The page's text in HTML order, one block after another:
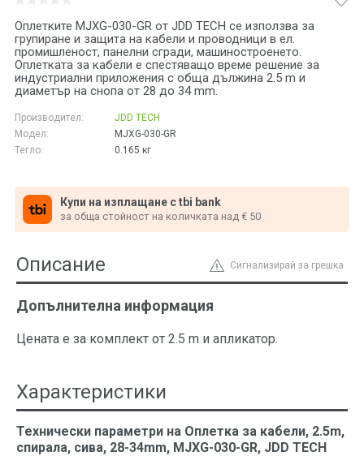
Оплетките MJXG-030-GR от JDD TECH се използва за
групиране и защита на кабели и проводници в ел.
промишленост, панелни сгради, машиностроенето.
Оплетката за кабели е спестяващо време решение за
индустриални приложения с обща дължина 2.5 m и
диаметър на снопа от 28 до 34 mm.
Производител:
JDD TECH
Модел:
MJXG-030-GR
Тегло:
0.165 кг
Купи на изплащане с tbi bank
за обща стойност на количката над € 50
Сигнализирай за грешка
Описание
Допълнителна информация
Цената е за комплект от 2.5 m и апликатор.
Характеристики
Технически параметри на Оплетка за кабели, 2.5m,
спирала, сива, 28-34mm, MJXG-030-GR, JDD TECH